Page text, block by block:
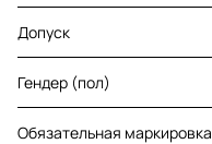
Допуск
Гендер (пол)
Обязательная маркировка